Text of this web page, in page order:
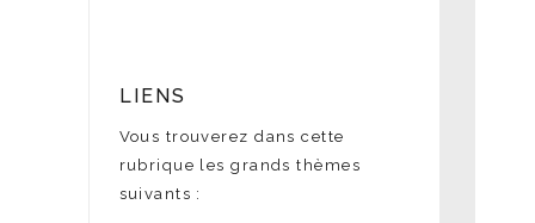
LIENS
Vous trouverez dans cette
rubrique les grands thèmes
suivants :